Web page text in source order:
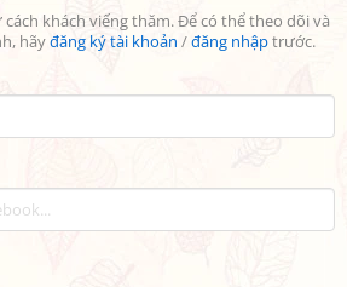
khách viếng thăm. Để có thể theo dõi và
hãyđăng ký tài khoản /đăng nhậptrước.